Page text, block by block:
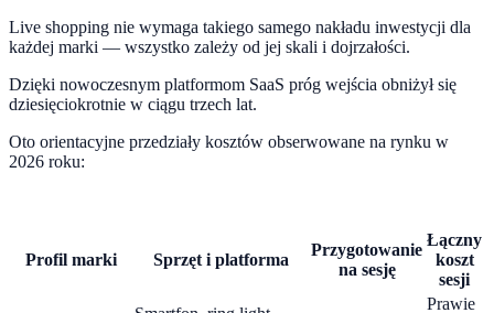
Live shopping nie wymaga takiego samego nakładu inwestycji dla
każdej marki — wszystko zależy od jej skali i dojrzałości.
Dzięki nowoczesnym platformom SaaS próg wejścia obniżył się
dziesięciokrotnie w ciągu trzech lat.
Oto orientacyjne przedziały kosztów obserwowane na rynku w
2026 roku:
Profil marki Sprzęt i platforma
Przygotowanie
na sesję
Łączny
koszt
sesji
Prawie